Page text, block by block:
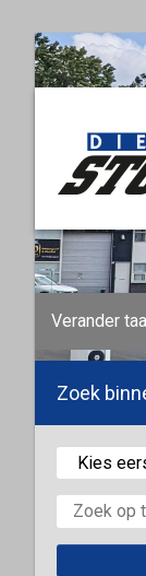
Verander
Zoek